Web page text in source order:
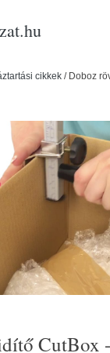
cikkek / Doboz
CutBox